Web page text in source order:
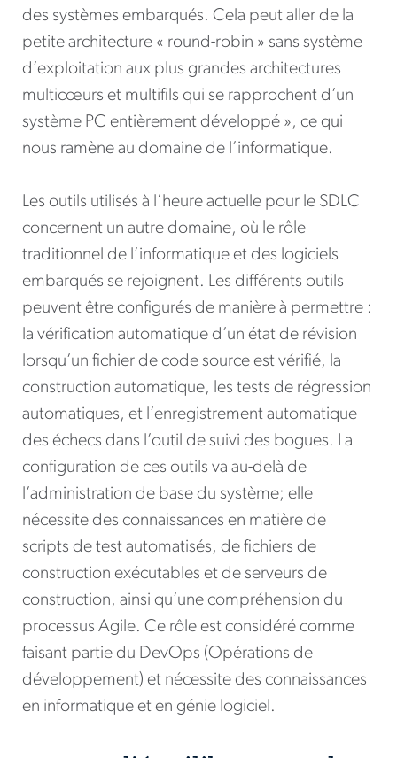
des systèmes embarqués. Cela peut aller de la
petite architecture « round-robin » sans système
d’exploitation aux plus grandes architectures
multicœurs et multifils qui se rapprochent d’un
système PC entièrement développé », ce qui
nous ramène au domaine de l’informatique.
Les outils utilisés à l’heure actuelle pour le SDLC
concernent un autre domaine, où le rôle
traditionnel de l’informatique et des logiciels
embarqués se rejoignent. Les différents outils
peuvent être configurés de manière à permettre :
la vérification automatique d’un état de révision
lorsqu’un fichier de code source est vérifié, la
construction automatique, les tests de régression
automatiques, et l’enregistrement automatique
des échecs dans l’outil de suivi des bogues. La
configuration de ces outils va au-delà de
l’administration de base du système; elle
nécessite des connaissances en matière de
scripts de test automatisés, de fichiers de
construction exécutables et de serveurs de
construction, ainsi qu’une compréhension du
processus Agile. Ce rôle est considéré comme
faisant partie du DevOps (Opérations de
développement) et nécessite des connaissances
en informatique et en génie logiciel.